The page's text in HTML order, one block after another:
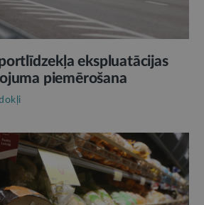
ekspluatācijas
piemērošana